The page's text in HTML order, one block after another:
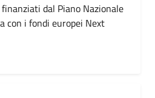
dal Piano Nazionale
con i fondi europei Next